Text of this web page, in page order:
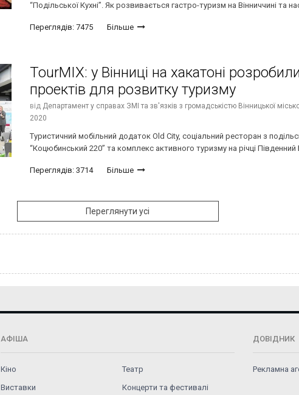
“Подільської Кухні”. Як розвивається гастро-туризм на Вінниччині та
Переглядів: 7475 Більше
TourMIX: у Вінниці на хакатоні
проектів для розвитку туризму
від Департамент у справах ЗМІ та зв'язків з громадськістю Вінницької
2020
Туристичний мобільний додаток Old City, соціальний ресторан з
“Коцюбинський 220” та комплекс активного туризму на річці Південний
Переглядів: 3714 Більше
Переглянути усі
АФІША
Кіно
Театр
Виставки
Концерти та фестивалі
ДОВІДНИК
Рекламна